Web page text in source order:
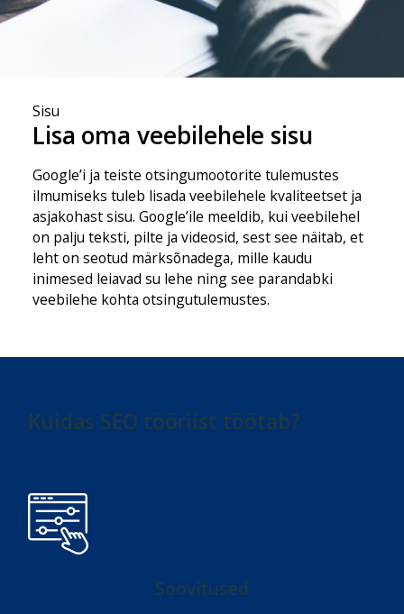
Sisu
Lisa oma veebilehele sisu
Google’i ja teiste otsingumootorite tulemustes
ilmumiseks tuleb lisada veebilehele kvaliteetset ja
asjakohast sisu. Google’ile meeldib, kui veebilehel
on palju teksti, pilte ja videosid, sest see näitab, et
leht on seotud märksõnadega, mille kaudu
inimesed leiavad su lehe ning see parandabki
veebilehe kohta otsingutulemustes.
Kuidas SEO tööriist töötab?
Soovitused